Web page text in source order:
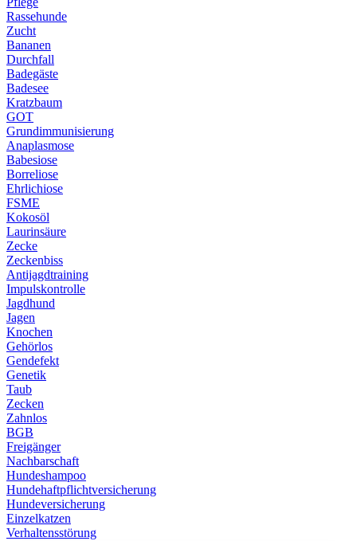
Rassehunde
Zucht
Bananen
Durchfall
Badegäste
Badesee
Kratzbaum
GOT
Grundimmunisierung
Anaplasmose
Babesiose
Borreliose
Ehrlichiose
FSME
Kokosöl
Laurinsäure
Zecke
Zeckenbiss
Antijagdtraining
Impulskontrolle
Jagdhund
Jagen
Knochen
Gehörlos
Gendefekt
Genetik
Taub
Zecken
Zahnlos
BGB
Freigänger
Nachbarschaft
Hundeshampoo
Hundehaftpflichtversicherung
Hundeversicherung
Einzelkatzen
Verhaltensstörung